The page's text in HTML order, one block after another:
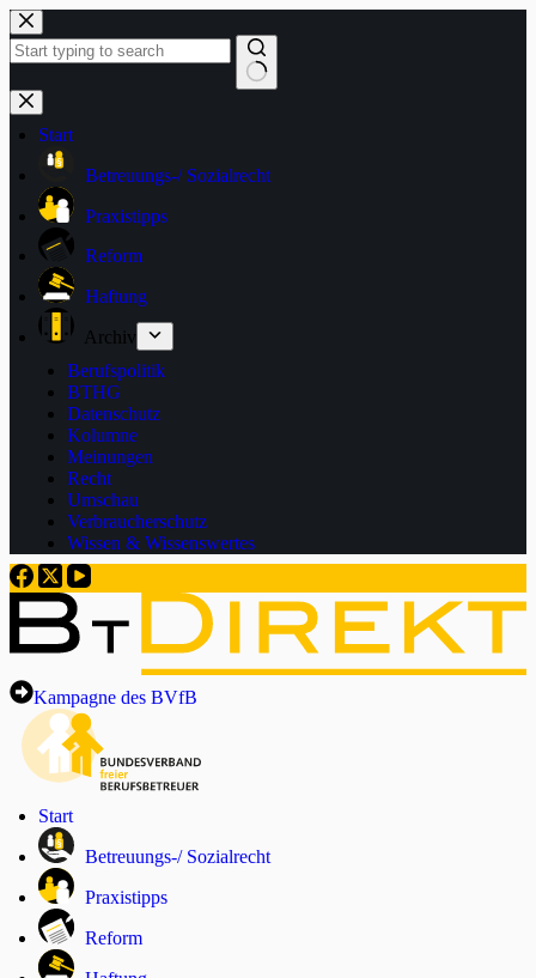
Zum
Inhalt
springen
Keine
Ergebnisse
Start
Betreuungs-/ Sozialrecht
Praxistipps
Reform
Haftung
Archiv
Berufspolitik
BTHG
Datenschutz
Kolumne
Meinungen
Recht
Umschau
Verbraucherschutz
Wissen & Wissenswertes
Kampagne des BVfB
Start
Betreuungs-/ Sozialrecht
Praxistipps
Reform